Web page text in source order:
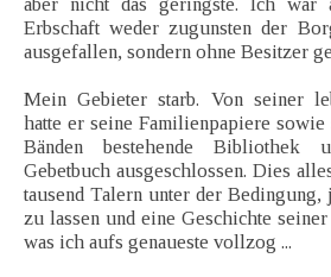
aber nicht das geringste. Ich war
Erbschaft weder zugunsten der
ausgefallen, sondern ohne Besitzer
Mein Gebieter starb. Von seiner
hatte er seine Familienpapiere sowie
Bänden bestehende Bibliothek
Gebetbuch ausgeschlossen. Dies
tausend Talern unter der
zu lassen und eine Geschichte
was ich aufs genaueste vollzog ...